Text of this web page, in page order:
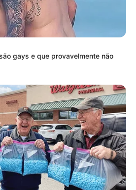
gays e que provavelmente não